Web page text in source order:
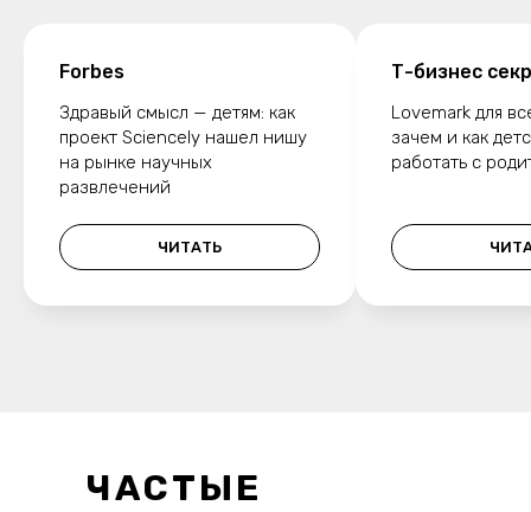
Forbes
Здравый смысл — детям: как
проект Sciencely нашел нишу
на рынке научных
развлечений
ЧИТАТЬ
Т-бизнес
Lovemark для
зачем и как
работать с
ЧАСТЫЕ